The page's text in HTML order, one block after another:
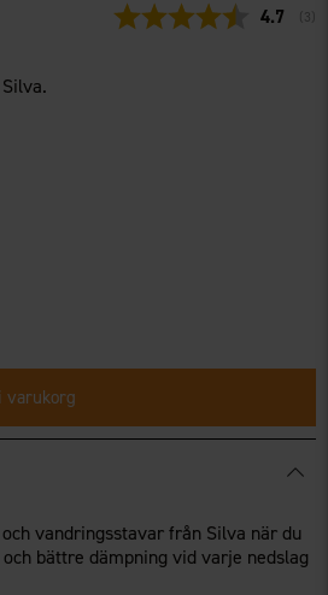
4.7 ( 3
varukorg
vandringsstavar från Silva när du
bättre dämpning vid varje nedslag